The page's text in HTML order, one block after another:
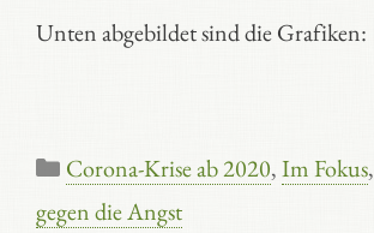
Unten abgebildet sind die Grafiken:
Kategorien
Corona-Krise ab 2020,Im Fokus,
gegen die Angst